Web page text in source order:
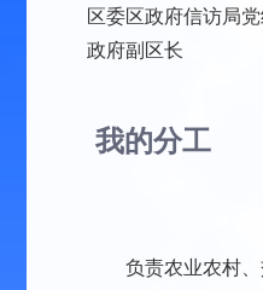
区委区政府信访局
政府副区长
我的分工
负责农业农村、交